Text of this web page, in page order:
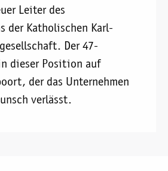
Leiter des
der Katholischen Karl-
Der 47-
dieser Position auf
der das Unternehmen
verlässt.